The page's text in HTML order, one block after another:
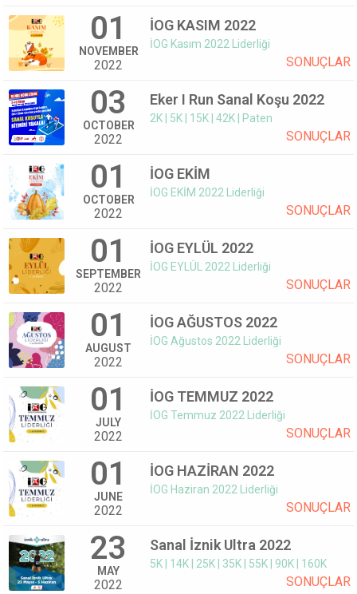
01
NOVEMBER
2022
İOG KASIM 2022
İOG Kasım 2022 Liderliği
SONUÇLAR
03
OCTOBER
2022
Eker I Run Sanal Koşu 2022
2K | 5K | 15K | 42K | Paten
SONUÇLAR
01
OCTOBER
2022
İOG EKİM
İOG EKİM 2022 Liderliği
SONUÇLAR
01
SEPTEMBER
2022
İOG EYLÜL 2022
İOG EYLÜL 2022 Liderliği
SONUÇLAR
01
AUGUST
2022
İOG AĞUSTOS 2022
İOG Ağustos 2022 Liderliği
SONUÇLAR
01
JULY
2022
İOG TEMMUZ 2022
İOG Temmuz 2022 Liderliği
SONUÇLAR
01
JUNE
2022
İOG HAZİRAN 2022
İOG Haziran 2022 Liderliği
SONUÇLAR
23
MAY
2022
Sanal İznik Ultra 2022
5K | 14K | 25K | 35K | 55K | 90K | 160K
SONUÇLAR